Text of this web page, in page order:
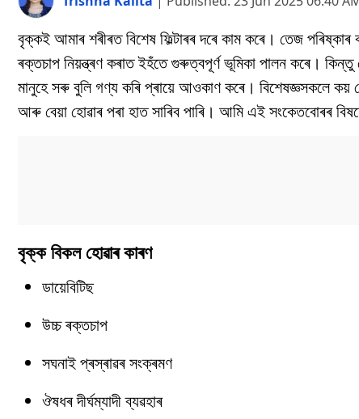
বৃক্কই আমাৰ শৰীৰত বিশেষ ফিল্টাৰৰ দৰে কাম কৰে। তেজ পৰিষ্কাৰ
ৰক্তচাপ নিয়ন্ত্ৰণ কৰাত ইহঁতে গুৰুত্বপূৰ্ণ ভূমিকা পালন কৰে। কিন্তু
মানুহে সৰু বুলি গণ্য কৰি প্ৰায়ে আওকাণ কৰে। বিশেষজ্ঞসকলে কয়
আৰু বেয়া হোৱাৰ পৰা হাত সাৰিব পাৰি। আমি এই সংকেতবোৰৰ
বৃক্ক বিকল হোৱাৰ কাৰণ
ডায়েবিটিছ
উচ্চ ৰক্তচাপ
সঘনাই প্ৰস্ৰাৱৰ সংক্ৰমণ
ঔষধৰ দীৰ্ঘম্যাদী ব্যৱহাৰ